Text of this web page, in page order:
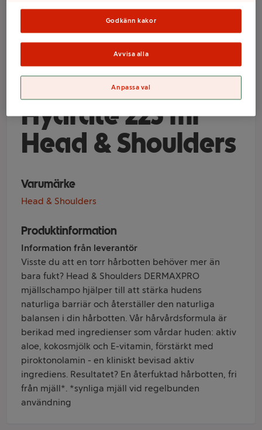
Schampo
DermaxPRO
Hydrate 225 ml
Head & Shoulders
Varumärke
Head & Shoulders
Produktinformation
Information från leverantör
Visste du att en torr hårbotten behöver mer än
bara fukt? Head & Shoulders DERMAXPRO
mjällschampo hjälper till att stärka hudens
naturliga barriär och återställer den naturliga
balansen i din hårbotten. Vår hårvårdsformula är
berikad med ingredienser som vårdar huden: aktiv
aloe, kokosmjölk och E-vitamin, förstärkt med
piroktonolamin - en kliniskt bevisad aktiv
ingrediens. Resultatet? En återfuktad hårbotten, fri
från mjäll*. *synliga mjäll vid regelbunden
användning
Godkänn kakor
Avvisa alla
Anpassa val